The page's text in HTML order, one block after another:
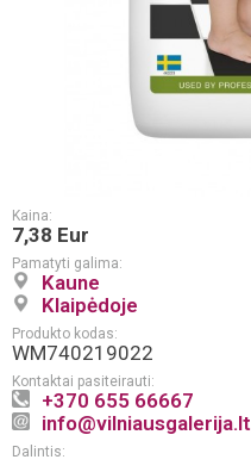
Kaina:
7,38 Eur
Pamatyti galima:
Kaune
Klaipėdoje
Produkto kodas:
WM740219022
Kontaktai pasiteirauti:
+370 655 66667
info@vilniausgalerija.lt
Dalintis: